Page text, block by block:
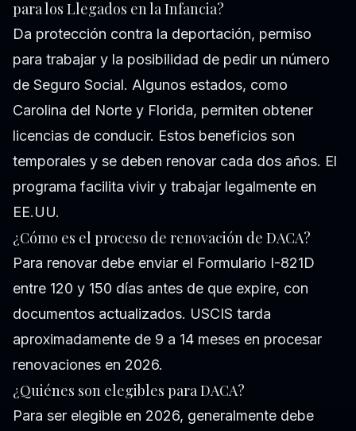
para los Llegados en la Infancia?
Da protección contra la deportación, permiso
para trabajar y la posibilidad de pedir un número
de Seguro Social. Algunos estados, como
Carolina del Norte y Florida, permiten obtener
licencias de conducir. Estos beneficios son
temporales y se deben renovar cada dos años. El
programa facilita vivir y trabajar legalmente en
EE.UU.
¿Cómo es el proceso de renovación de DACA?
Para renovar debe enviar el Formulario I-821D
entre 120 y 150 días antes de que expire, con
documentos actualizados. USCIS tarda
aproximadamente de 9 a 14 meses en procesar
renovaciones en 2026.
¿Quiénes son elegibles para DACA?
Para ser elegible en 2026, generalmente debe